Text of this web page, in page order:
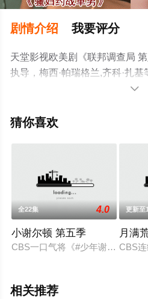
剧情介绍 我要评分
天堂影视欧美剧《联邦调查局
执导，梅西·帕瑞格兰,齐科·扎
电视剧，手机免费在线观看高
视猫或剧情网等平台了解。

猜你喜欢
全22集 4.0
小谢尔顿 第五季
CBS一口气将《#少年谢尔顿#
更新至
月满
CBS
相关推荐